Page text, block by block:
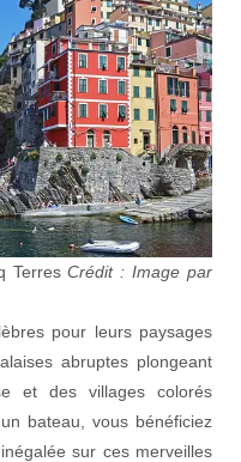
TerresCrédit : Image par
pour leurs paysages
abruptes plongeant
et des villages colorés
bateau, vous bénéficiez
sur ces merveilles